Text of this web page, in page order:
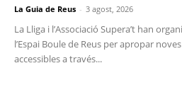
La Guia de Reus - 3 agost, 2026
La Lliga i l’Associació Supera’t han
l’Espai Boule de Reus per apropar
accessibles a través...